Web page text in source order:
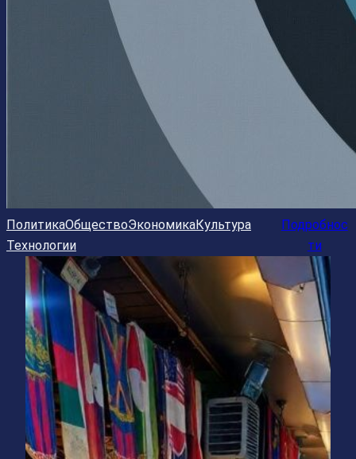
ПолитикаОбществоЭкономикаКультура
Технологии
Подробнос
ти